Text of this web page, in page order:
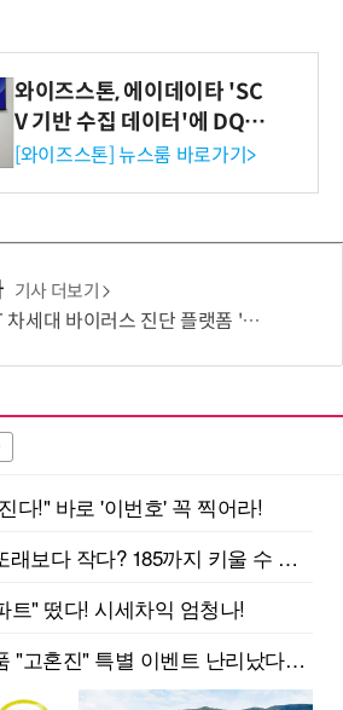
와이즈스톤, 에이데이타 'SC
V 기반 수집 데이터'에 DQ인
증 최고 등급 수여
[와이즈스톤] 뉴스룸 바로가기>
기사 더보기
바이러스 진단 플랫폼 '퓨전 어세이' 개발